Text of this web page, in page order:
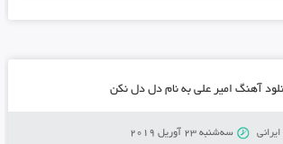
آهنگ امیر علی به نام دل دل نکن
سه‌شنبه 23 آوریل 2019